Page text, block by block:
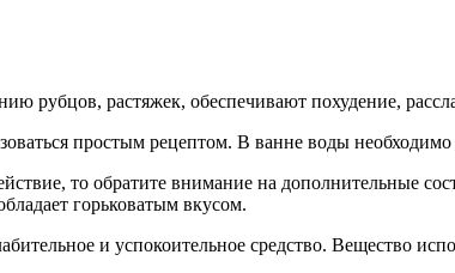
рубцов, растяжек, обеспечивают похудение,
простым рецептом. В ванне воды необходимо
то обратите внимание на дополнительные
горьковатым вкусом.
и успокоительное средство. Вещество